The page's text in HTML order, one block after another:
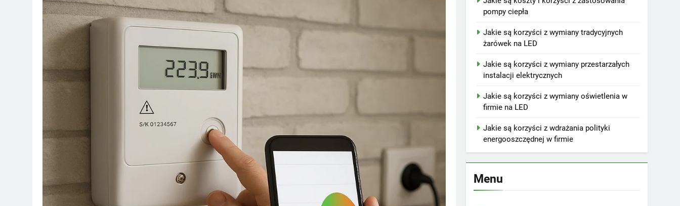
pompy ciepła
Jakie są korzyści z wymiany tradycyjnych
żarówek na LED
Jakie są korzyści z wymiany przestarzałych
instalacji elektrycznych
Jakie są korzyści z wymiany oświetlenia w
firmie na LED
Jakie są korzyści z wdrażania polityki
energooszczędnej w firmie
Menu